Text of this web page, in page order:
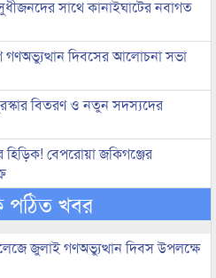
সাথে কানাইঘাটের নবাগত
গণঅভ্যুত্থান দিবসের আলোচনা সভা
বিতরণ ও নতুন সদস্যদের
বেপরোয়া জকিগঞ্জের
পঠিত খবর
জুলাই গণঅভ্যুত্থান দিবস উপলক্ষে